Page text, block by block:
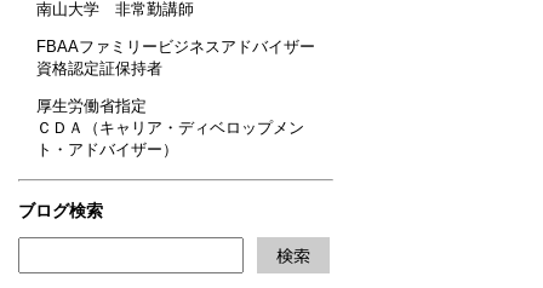
南山大学 非常勤講師
FBAAファミリービジネスアドバイザー
資格認定証保持者
厚生労働省指定
ＣＤＡ（キャリア・ディベロップメン
ト・アドバイザー）
ブログ検索